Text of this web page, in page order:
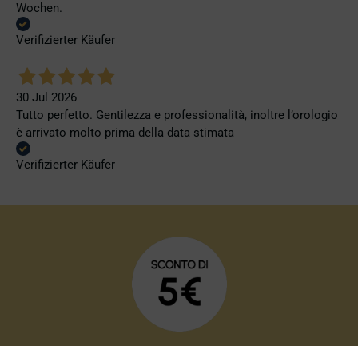
Wochen.
Verifizierter Käufer
30 Jul 2026
Tutto perfetto. Gentilezza e professionalità, inoltre l’orologio
è arrivato molto prima della data stimata
Verifizierter Käufer